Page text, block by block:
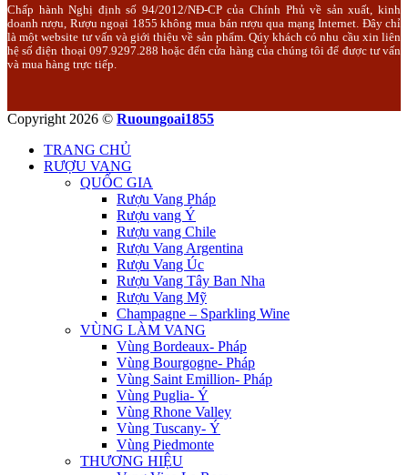
Chấp hành Nghị định số 94/2012/NĐ-CP của Chính Phủ về sản xuất, kinh
doanh rượu, Rượu ngoại 1855 không mua bán rượu qua mạng Internet. Đây chỉ
là một website tư vấn và giới thiệu về sản phẩm. Qúy khách có nhu cầu xin liên
hệ số điện thoại 097.9297.288 hoặc đến cửa hàng của chúng tôi để được tư vấn
và mua hàng trực tiếp.
Copyright 2026 © Ruoungoai1855
TRANG CHỦ
RƯỢU VANG
QUỐC GIA
Rượu Vang Pháp
Rượu vang Ý
Rượu vang Chile
Rượu Vang Argentina
Rượu Vang Úc
Rượu Vang Tây Ban Nha
Rượu Vang Mỹ
Champagne – Sparkling Wine
VÙNG LÀM VANG
Vùng Bordeaux- Pháp
Vùng Bourgogne- Pháp
Vùng Saint Emillion- Pháp
Vùng Puglia- Ý
Vùng Rhone Valley
Vùng Tuscany- Ý
Vùng Piedmonte
THƯƠNG HIỆU